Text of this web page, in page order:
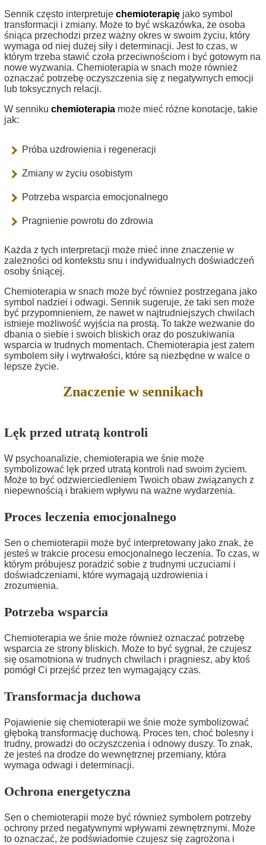
Sennik często interpretuje chemioterapię jako symbol
transformacji i zmiany. Może to być wskazówka, że osoba
śniąca przechodzi przez ważny okres w swoim życiu, który
wymaga od niej dużej siły i determinacji. Jest to czas, w
którym trzeba stawić czoła przeciwnościom i być gotowym na
nowe wyzwania. Chemioterapia w snach może również
oznaczać potrzebę oczyszczenia się z negatywnych emocji
lub toksycznych relacji.
W senniku chemioterapia może mieć różne konotacje, takie
jak:
Próba uzdrowienia i regeneracji
Zmiany w życiu osobistym
Potrzeba wsparcia emocjonalnego
Pragnienie powrotu do zdrowia
Każda z tych interpretacji może mieć inne znaczenie w
zależności od kontekstu snu i indywidualnych doświadczeń
osoby śniącej.
Chemioterapia w snach może być również postrzegana jako
symbol nadziei i odwagi. Sennik sugeruje, że taki sen może
być przypomnieniem, że nawet w najtrudniejszych chwilach
istnieje możliwość wyjścia na prostą. To także wezwanie do
dbania o siebie i swoich bliskich oraz do poszukiwania
wsparcia w trudnych momentach. Chemioterapia jest zatem
symbolem siły i wytrwałości, które są niezbędne w walce o
lepsze życie.
Znaczenie w sennikach
Lęk przed utratą kontroli
W psychoanalizie, chemioterapia we śnie może
symbolizować lęk przed utratą kontroli nad swoim życiem.
Może to być odzwierciedleniem Twoich obaw związanych z
niepewnością i brakiem wpływu na ważne wydarzenia.
Proces leczenia emocjonalnego
Sen o chemioterapii może być interpretowany jako znak, że
jesteś w trakcie procesu emocjonalnego leczenia. To czas, w
którym próbujesz poradzić sobie z trudnymi uczuciami i
doświadczeniami, które wymagają uzdrowienia i
zrozumienia.
Potrzeba wsparcia
Chemioterapia we śnie może również oznaczać potrzebę
wsparcia ze strony bliskich. Może to być sygnał, że czujesz
się osamotniona w trudnych chwilach i pragniesz, aby ktoś
pomógł Ci przejść przez ten wymagający czas.
Transformacja duchowa
Pojawienie się chemioterapii we śnie może symbolizować
głęboką transformację duchową. Proces ten, choć bolesny i
trudny, prowadzi do oczyszczenia i odnowy duszy. To znak,
że jesteś na drodze do wewnętrznej przemiany, która
wymaga odwagi i determinacji.
Ochrona energetyczna
Sen o chemioterapii może być również symbolem potrzeby
ochrony przed negatywnymi wpływami zewnętrznymi. Może
to oznaczać, że podświadomie czujesz się zagrożona i